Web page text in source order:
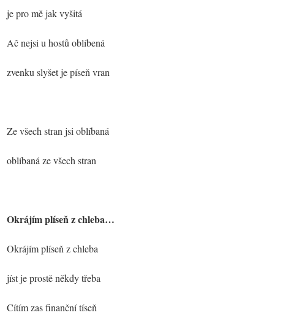
je pro mě jak vyšitá
Ač nejsi u hostů oblíbená
zvenku slyšet je píseň vran
Ze všech stran jsi oblíbaná
oblíbaná ze všech stran
Okrájím plíseň z chleba…
Okrájím plíseň z chleba
jíst je prostě někdy třeba
Cítím zas finanční tíseň